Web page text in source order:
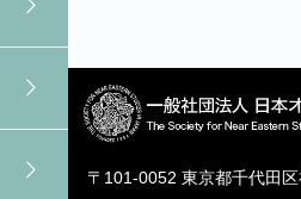
〒101-0052 東京都千代田